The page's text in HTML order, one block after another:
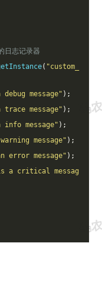
日志记录器
( "custom_
message" );
trace message" );
info message" );
message" );
error message" );
a critical messag